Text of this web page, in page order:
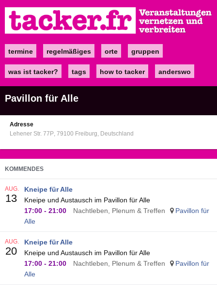
zum
Inhalt
Maintermine regelmäßiges orte gruppen
was ist tacker? tags how to tacker anderswo
Pavillon für Alle
Adresse
Lehener Str. 77P 79100 Freiburg Deutschland
KOMMENDES
Kneipe für Alle
Kneipe und Austausch im Pavillon für Alle
17:00 - 21:00 Nachtleben, Plenum & Treffen
Pavillon für
Alle
AUG.
13
Kneipe für Alle
Kneipe und Austausch im Pavillon für Alle
17:00 - 21:00 Nachtleben, Plenum & Treffen
Pavillon für
Alle
AUG.
20